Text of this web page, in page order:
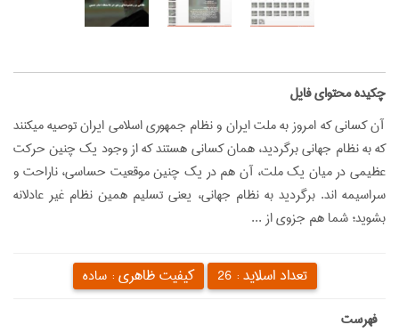
‌چکیده محتوای فایل
آن كسانى كه امروز به ملت ايران و نظام جمهورى اسلامى ايران توصيه ميكنند
كه به نظام جهانى برگرديد، همان كسانى هستند كه از وجود يك چنين حركت
عظيمى در ميان يك ملت، آن هم در يك چنين موقعيت حساسى، ناراحت و
سراسيمه‏ اند. برگرديد به نظام جهانى، يعنى تسليم همين نظام غير عادلانه
بشويد؛ شما هم جزوى از ...
کیفیت ظاهری : ساده تعداد اسلاید : 26
‌فهرست